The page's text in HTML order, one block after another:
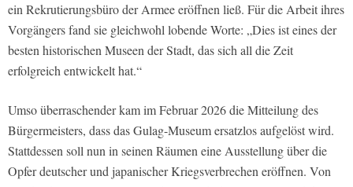
ein Rekrutierungsbüro der Armee eröffnen ließ. Für die Arbeit ihres
Vorgängers fand sie gleichwohl lobende Worte: „Dies ist eines der
besten historischen Museen der Stadt, das sich all die Zeit
erfolgreich entwickelt hat.“
Umso überraschender kam im Februar 2026 die Mitteilung des
Bürgermeisters, dass das Gulag-Museum ersatzlos aufgelöst wird.
Stattdessen soll nun in seinen Räumen eine Ausstellung über die
Opfer deutscher und japanischer Kriegsverbrechen eröffnen. Von